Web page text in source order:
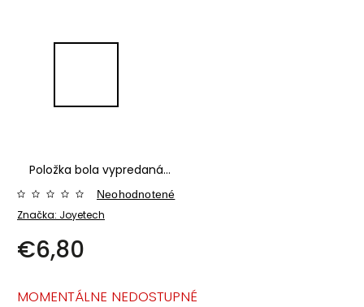
Položka bola vypredaná…
Značka: Joyetech
Neohodnotené
€6,80
MOMENTÁLNE NEDOSTUPNÉ